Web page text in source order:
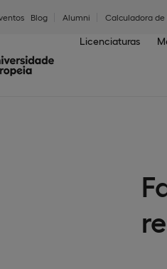
Blog Alumni Calculadora
Licenciaturas